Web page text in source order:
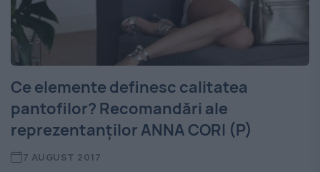
Ce elemente definesc calitatea
pantofilor? Recomandări ale
reprezentanților ANNA CORI (P)
7 AUGUST 2017